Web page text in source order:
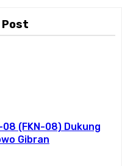
Post
08 (FKN-08) Dukung
Gibran